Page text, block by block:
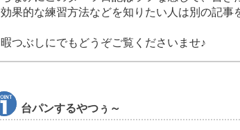
効果的な練習方法などを知りたい人は別の記事
暇つぶしにでもどうぞご覧くださいませ♪
台パンするやつぅ～